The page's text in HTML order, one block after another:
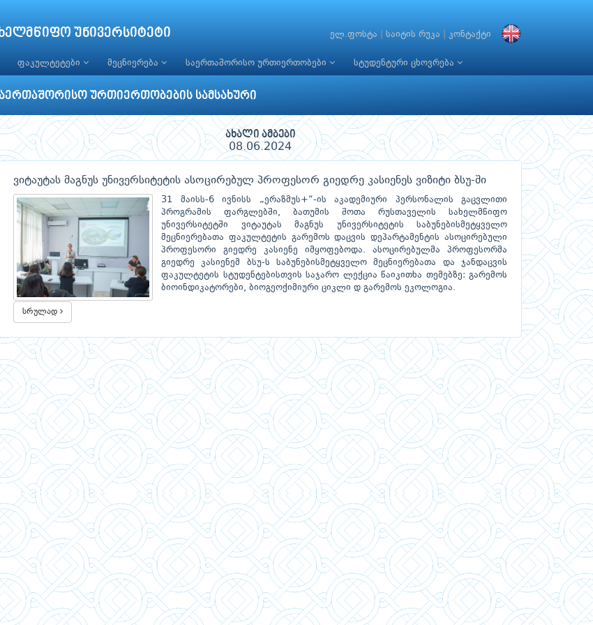
უნივერსიტეტი ელ.ფოსტა საიტის რუკა კონტაქტი
ფაკულტეტები მეცნიერება საერთაშორისო ურთიერთობები სტუდენტური ცხოვრება
ურთიერთობების სამსახური
ახალი ამბები
08.06.2024
ვიტაუტას მაგნუს უნივერსიტეტის ასოცირებულ პროფესორ გიედრე კასიენეს ვიზიტი ბსუ-ში
31 მაისს-6 ივნისს „ერაზმუს+“-ის აკადემიური პერსონალის გაცვლითი
პროგრამის ფარგლებში, ბათუმის შოთა რუსთაველის სახელმწიფო
უნივერსიტეტში ვიტაუტას მაგნუს უნივერსიტეტის საბუნებისმეტყველო
მეცნიერებათა ფაკულტეტის გარემოს დაცვის დეპარტამენტის ასოცირებული
პროფესორი გიედრე კასიენე იმყოფებოდა. ასოცირებულმა პროფესორმა
გიედრე კასიენემ ბსუ-ს საბუნებისმეტყველო მეცნიერებათა და ჯანდაცვის
ფაკულტეტის სტუდენტებისთვის საჯარო ლექცია წაიკითხა თემებზე: გარემოს
ბიოინდიკატორები, ბიოგეოქიმიური ციკლი დ გარემოს ეკოლოგია.
სრულად